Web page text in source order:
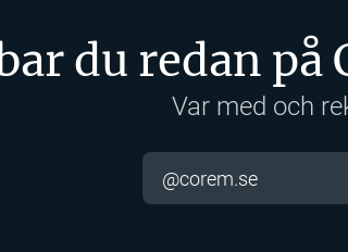
du redan på
Var med och
@corem.se